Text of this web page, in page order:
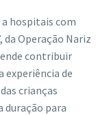
hospitais com
Operação Nariz
contribuir
experiência de
crianças
duração para